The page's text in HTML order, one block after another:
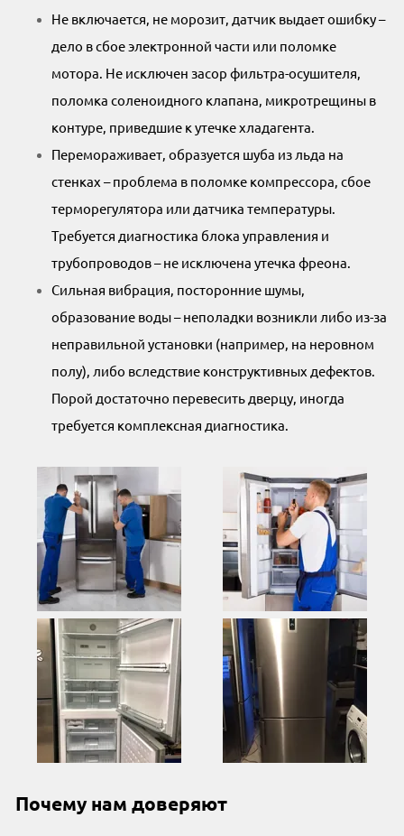
Не включается, не морозит, датчик выдает ошибку –
дело в сбое электронной части или поломке
мотора. Не исключен засор фильтра-осушителя,
поломка соленоидного клапана, микротрещины в
контуре, приведшие к утечке хладагента.
Перемораживает, образуется шуба из льда на
стенках – проблема в поломке компрессора, сбое
терморегулятора или датчика температуры.
Требуется диагностика блока управления и
трубопроводов – не исключена утечка фреона.
Сильная вибрация, посторонние шумы,
образование воды – неполадки возникли либо из-за
неправильной установки (например, на неровном
полу), либо вследствие конструктивных дефектов.
Порой достаточно перевесить дверцу, иногда
требуется комплексная диагностика.
Почему нам доверяют